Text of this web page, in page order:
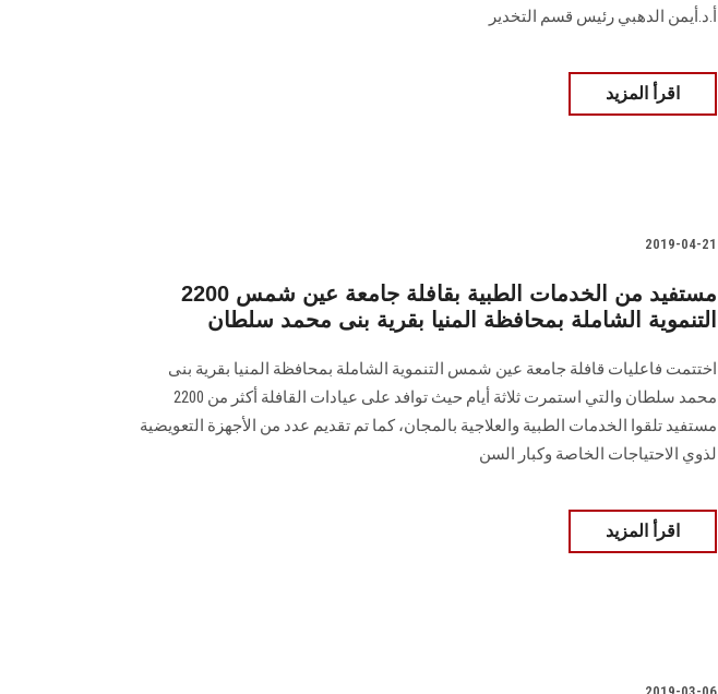
أ.د.أيمن الدهبي رئيس قسم التخدير
اقرأ المزيد
2019-04-21
2200 مستفيد من الخدمات الطبية بقافلة جامعة عين شمس
التنموية الشاملة بمحافظة المنيا بقرية بنى محمد سلطان
اختتمت فاعليات قافلة جامعة عين شمس التنموية الشاملة بمحافظة المنيا بقرية بنى
محمد سلطان والتي استمرت ثلاثة أيام حيث توافد على عيادات القافلة أكثر من 2200
مستفيد تلقوا الخدمات الطبية والعلاجية بالمجان، كما تم تقديم عدد من الأجهزة التعويضية
لذوي الاحتياجات الخاصة وكبار السن
اقرأ المزيد